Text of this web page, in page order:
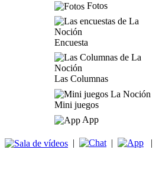
Fotos
Encuesta
Las Columnas
Mini juegos
App
| | |